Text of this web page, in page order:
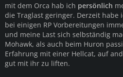
mit dem Orca hab ich persönlich
die Traglast geringer. Derzeit habe
bei einigen RP Vorbereitungen
und meine Last sich selbständig
Mohawk, als auch beim Huron
Erfahrung mit einer Hellcat, auf
gut mit ihr zu liften.